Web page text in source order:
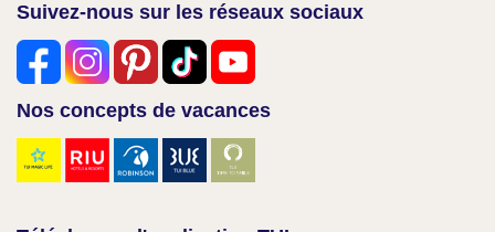
Suivez-nous sur les réseaux sociaux
Nos concepts de vacances